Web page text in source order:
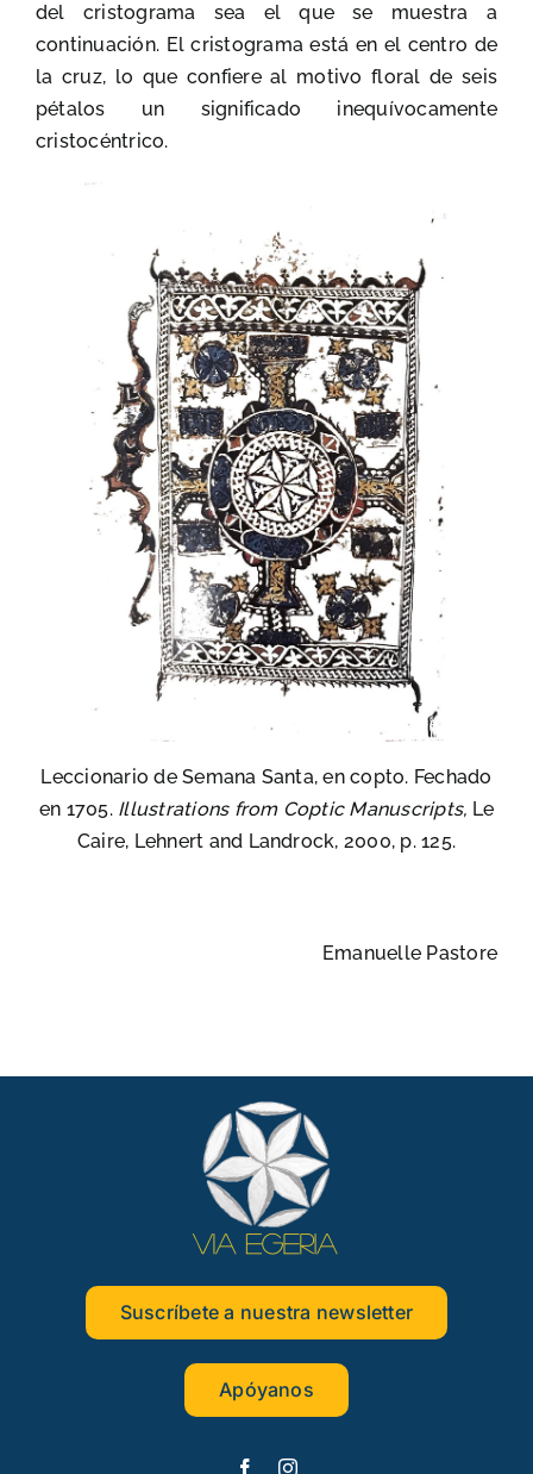
del cristograma sea el que se muestra a
continuación. El cristograma está en el centro de
la cruz, lo que confiere al motivo floral de seis
pétalos un significado inequívocamente
cristocéntrico.
Leccionario de Semana Santa, en copto. Fechado
en 1705. Illustrations from Coptic Manuscripts, Le
Caire, Lehnert and Landrock, 2000, p. 125.
Emanuelle Pastore
Suscríbete a nuestra newsletter
Apóyanos